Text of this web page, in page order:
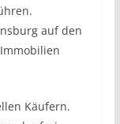
auf den
Käufern.